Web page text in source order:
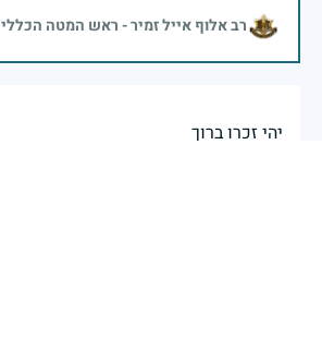
רב אלוף אייל זמיר - ראש המטה הכללי
יהי זכרו ברוך